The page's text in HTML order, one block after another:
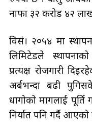
नाफा ३२ करोड ४२
विसं। २०५४ मा
लिमिटेडले स्थापनाको
प्रत्यक्ष रोजगारी
अर्बभन्दा बढी
धागोको मागलाई
निर्यात पनि गर्दै